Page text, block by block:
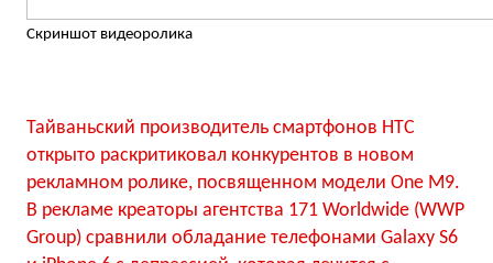
Скриншот видеоролика
Тайваньский производитель смартфонов HTC
открыто раскритиковал конкурентов в новом
рекламном ролике, посвященном модели One M9.
В рекламе креаторы агентства 171 Worldwide (WWP
Group) сравнили обладание телефонами Galaxy S6